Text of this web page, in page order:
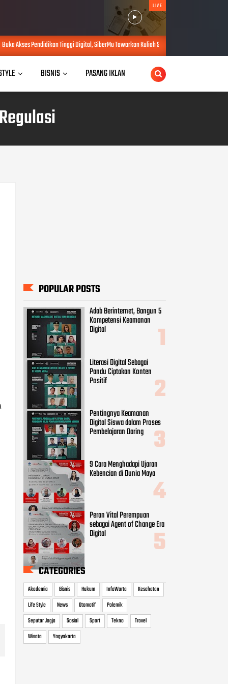
LIVE
Digital, SiberMu Tawarkan Kuliah S1 100 Persen Daring Bebas Biaya Pendaftaran
BISNIS PASANG IKLAN
POPULAR POSTS
Adab Berinternet, Bangun 5
Kompetensi Keamanan
Digital
Literasi Digital Sebagai
Pandu Ciptakan Konten
Positif
Pentingnya Keamanan
Digital Siswa dalam Proses
Pembelajaran Daring
9 Cara Menghadapi Ujaran
Kebencian di Dunia Maya
Peran Vital Perempuan
sebagai Agent of Change Era
Digital
CATEGORIES
Akademia Bisnis Hukum InfoWarta
Kesehatan
Life Style
News Otomotif
Polemik
Seputar Jogja
Sosial Sport Tekno
Travel
Wisata
Yogyakarta